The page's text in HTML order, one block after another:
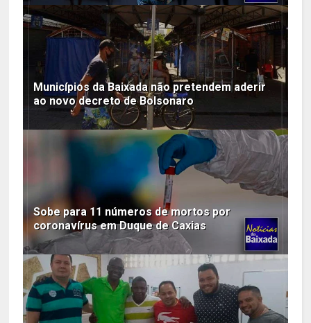
Municípios da Baixada não pretendem aderir
ao novo decreto de Bolsonaro
Sobe para 11 números de mortos por
coronavírus em Duque de Caxias